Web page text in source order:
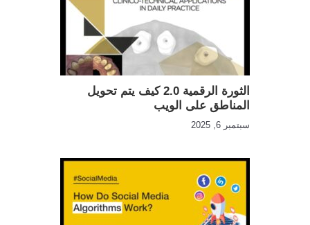
الثورة الرقمية 2.0 كيف يتم تحويل
المناطق على الويب
سبتمبر 6, 2025